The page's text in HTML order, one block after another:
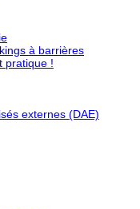
à barrières
pratique !
externes (DAE)